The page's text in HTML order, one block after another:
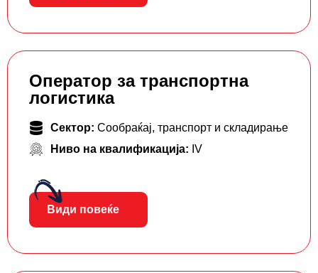
Оператор за транспортна
логистика
Сектор: Сообраќај, транспорт и складирање
Ниво на квалификација: IV
Види повеќе